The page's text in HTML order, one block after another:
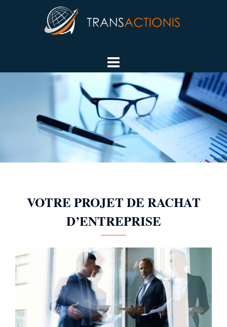
VOTRE PROJET DE RACHAT
D’ENTREPRISE